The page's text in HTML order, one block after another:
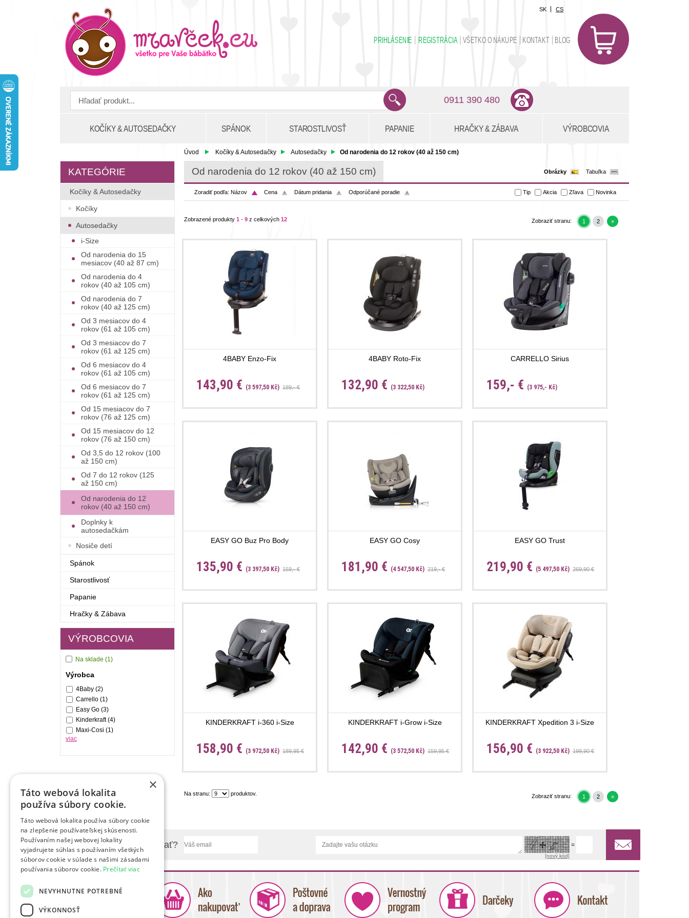
0položiek
0,00 €
SK CS
PRIHLÁSENIE REGISTRÁCIA VŠETKO O NÁKUPE KONTAKT BLOG
0911 390 480
KOČÍKY & AUTOSEDAČKY SPÁNOK STAROSTLIVOSŤ PAPANIE HRAČKY & ZÁBAVA VÝROBCOVIA
KATEGÓRIE
Kočíky & Autosedačky
Kočíky
Autosedačky
i-Size
Od narodenia do 15
mesiacov (40 až 87 cm)
Od narodenia do 4
rokov (40 až 105 cm)
Od narodenia do 7
rokov (40 až 125 cm)
Od 3 mesiacov do 4
rokov (61 až 105 cm)
Od 3 mesiacov do 7
rokov (61 až 125 cm)
Od 6 mesiacov do 4
rokov (61 až 105 cm)
Od 6 mesiacov do 7
rokov (61 až 125 cm)
Od 15 mesiacov do 7
rokov (76 až 125 cm)
Od 15 mesiacov do 12
rokov (76 až 150 cm)
Od 3,5 do 12 rokov (100
až 150 cm)
Od 7 do 12 rokov (125
až 150 cm)
Od narodenia do 12
rokov (40 až 150 cm)
Doplnky k
autosedačkám
Nosiče detí
Spánok
Starostlivosť
Papanie
Hračky & Zábava
VÝROBCOVIA
Na sklade (1)
Výrobca
4Baby (2)
Carrello (1)
Easy Go (3)
Kinderkraft (4)
Maxi-Cosi (1)
viac
Úvod Kočíky & Autosedačky Autosedačky Od narodenia do 12 rokov (40 až 150 cm)
Od narodenia do 12 rokov (40 až 150 cm)
Zoradiť podľa: Názov Cena Dátum pridania Odporúčané poradie
Obrázky Tabuľka
Tip Akcia Zľava Novinka
Zobrazené produkty 1 - 9 z celkových 12 Zobraziť stranu: 1 2 »
4BABY Enzo-Fix
143,90 € (3 597,50 Kč) 189,- €
4BABY Roto-Fix
132,90 € (3 322,50 Kč)
CARRELLO Sirius
159,- € (3 975,- Kč)
EASY GO Buz Pro Body
135,90 € (3 397,50 Kč) 159,- €
EASY GO Cosy
181,90 € (4 547,50 Kč) 219,- €
EASY GO Trust
219,90 € (5 497,50 Kč) 269,90 €
KINDERKRAFT i-360 i-Size
158,90 € (3 972,50 Kč) 189,95 €
KINDERKRAFT i-Grow i-Size
142,90 € (3 572,50 Kč) 159,95 €
KINDERKRAFT Xpedition 3 i-Size
156,90 € (3 922,50 Kč) 199,90 €
Na stranu: produktov. Zobraziť stranu: 1 2 »
Chcete sa nás niečo spýtať?
[nový kód]
=
×
Táto webová lokalita
používa súbory cookie.
Táto webová lokalita používa súbory cookie
na zlepšenie používateľskej skúsenosti.
Používaním našej webovej lokality
vyjadrujete súhlas s používaním všetkých
súborov cookie v súlade s našimi zásadami
používania súborov cookie. Prečítať viac
NEVYHNUTNE POTREBNÉ
VÝKONNOSŤ